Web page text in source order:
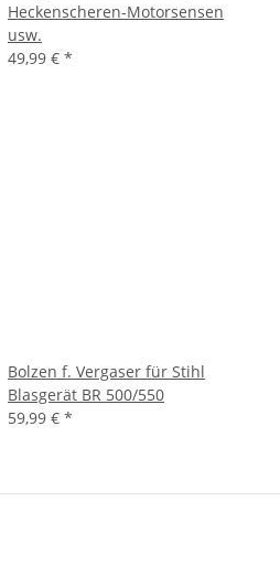
Heckenscheren-Motorsensen
usw.
49,99 € *
Bolzen f. Vergaser für Stihl
Blasgerät BR 500/550
59,99 € *